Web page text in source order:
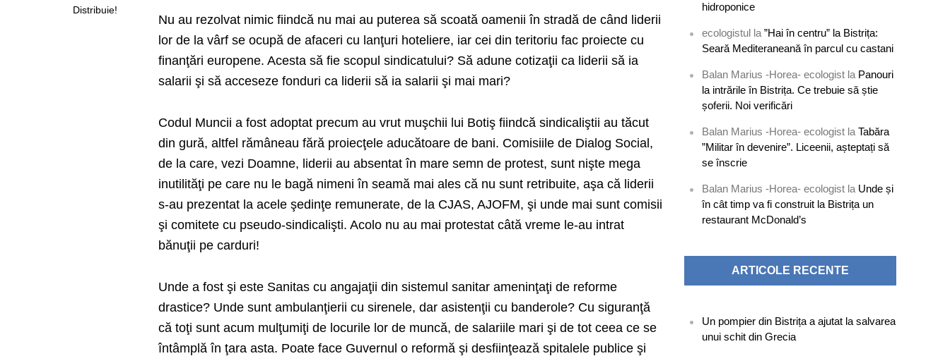
Distribuie!
Nu au rezolvat nimic fiindcă nu mai au puterea să scoată oamenii în stradă de când liderii
lor de la vârf se ocupă de afaceri cu lanţuri hoteliere, iar cei din teritoriu fac proiecte cu
finanţări europene. Acesta să fie scopul sindicatului? Să adune cotizaţii ca liderii să ia
salarii şi să acceseze fonduri ca liderii să ia salarii şi mai mari?
Codul Muncii a fost adoptat precum au vrut muşchii lui Botiş fiindcă sindicaliştii au tăcut
din gură, altfel rămâneau fără proiecţele aducătoare de bani. Comisiile de Dialog Social,
de la care, vezi Doamne, liderii au absentat în mare semn de protest, sunt nişte mega
inutilităţi pe care nu le bagă nimeni în seamă mai ales că nu sunt retribuite, aşa că liderii
s-au prezentat la acele şedinţe remunerate, de la CJAS, AJOFM, şi unde mai sunt comisii
şi comitete cu pseudo-sindicalişti. Acolo nu au mai protestat câtă vreme le-au intrat
bănuţii pe carduri!
Unde a fost şi este Sanitas cu angajaţii din sistemul sanitar ameninţaţi de reforme
drastice? Unde sunt ambulanţierii cu sirenele, dar asistenţii cu banderole? Cu siguranţă
că toţi sunt acum mulţumiţi de locurile lor de muncă, de salariile mari şi de tot ceea ce se
întâmplă în ţara asta. Poate face Guvernul o reformă şi desfiinţează spitalele publice şi
hidroponice
ecologistul la”Hai în centru” la Bistrița:
Seară Mediteraneană în parcul cu castani
Balan Marius -Horea- ecologist la Panouri
la intrările în Bistrița. Ce trebuie să știe
șoferii. Noi verificări
Balan Marius -Horea- ecologist laTabăra
”Militar în devenire”. Liceenii, așteptați să
se înscrie
Balan Marius -Horea- ecologist la Unde și
în cât timp va fi construit la Bistrița un
restaurant McDonald’s
ARTICOLE RECENTE
Un pompier din Bistrița a ajutat la salvarea
unui schit din Grecia